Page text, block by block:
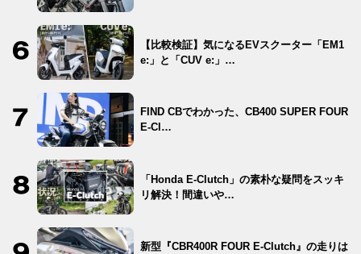
【比較検証】気になるEVスクーター「EM1
e:」と「CUV e:」…
FIND CBでわかった、CB400 SUPER FOUR
E-Cl…
「Honda E-Clutch」の素朴な疑問をスッキ
リ解決！間違いや…
新型『CBR400R FOUR E-Clutch』の走りは